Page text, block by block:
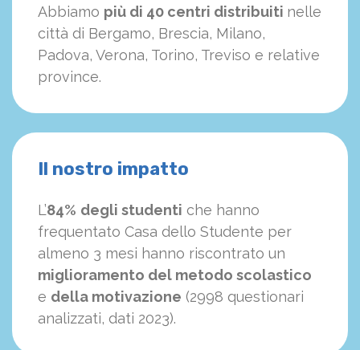
Abbiamo più di 40 centri distribuiti nelle
città di Bergamo, Brescia, Milano,
Padova, Verona, Torino, Treviso e relative
province.
Il nostro impatto
L’84% degli studenti che hanno
frequentato Casa dello Studente per
almeno 3 mesi hanno riscontrato un
miglioramento del metodo scolastico
e della motivazione (2998 questionari
analizzati, dati 2023).